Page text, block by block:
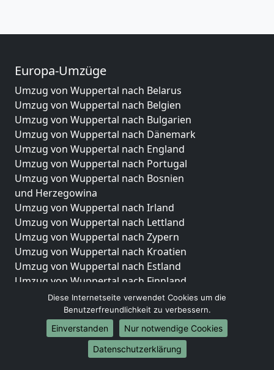
Europa-Umzüge
Umzug von Wuppertal nach Belarus
Umzug von Wuppertal nach Belgien
Umzug von Wuppertal nach Bulgarien
Umzug von Wuppertal nach Dänemark
Umzug von Wuppertal nach England
Umzug von Wuppertal nach Portugal
Umzug von Wuppertal nach Bosnien
und Herzegowina
Umzug von Wuppertal nach Irland
Umzug von Wuppertal nach Lettland
Umzug von Wuppertal nach Zypern
Umzug von Wuppertal nach Kroatien
Umzug von Wuppertal nach Estland
Umzug von Wuppertal nach Finnland
Umzug von Wuppertal nach Frankreich
Umzug von Wuppertal nach Griechenland
Umzug von Wuppertal nach Italien
Umzug von Wuppertal nach Liechtenstein
Umzug von Wuppertal nach Luxemburg
Diese Internetseite verwendet Cookies um die
Benutzerfreundlichkeit zu verbessern.
Einverstanden
Nur notwendige Cookies
Datenschutzerklärung